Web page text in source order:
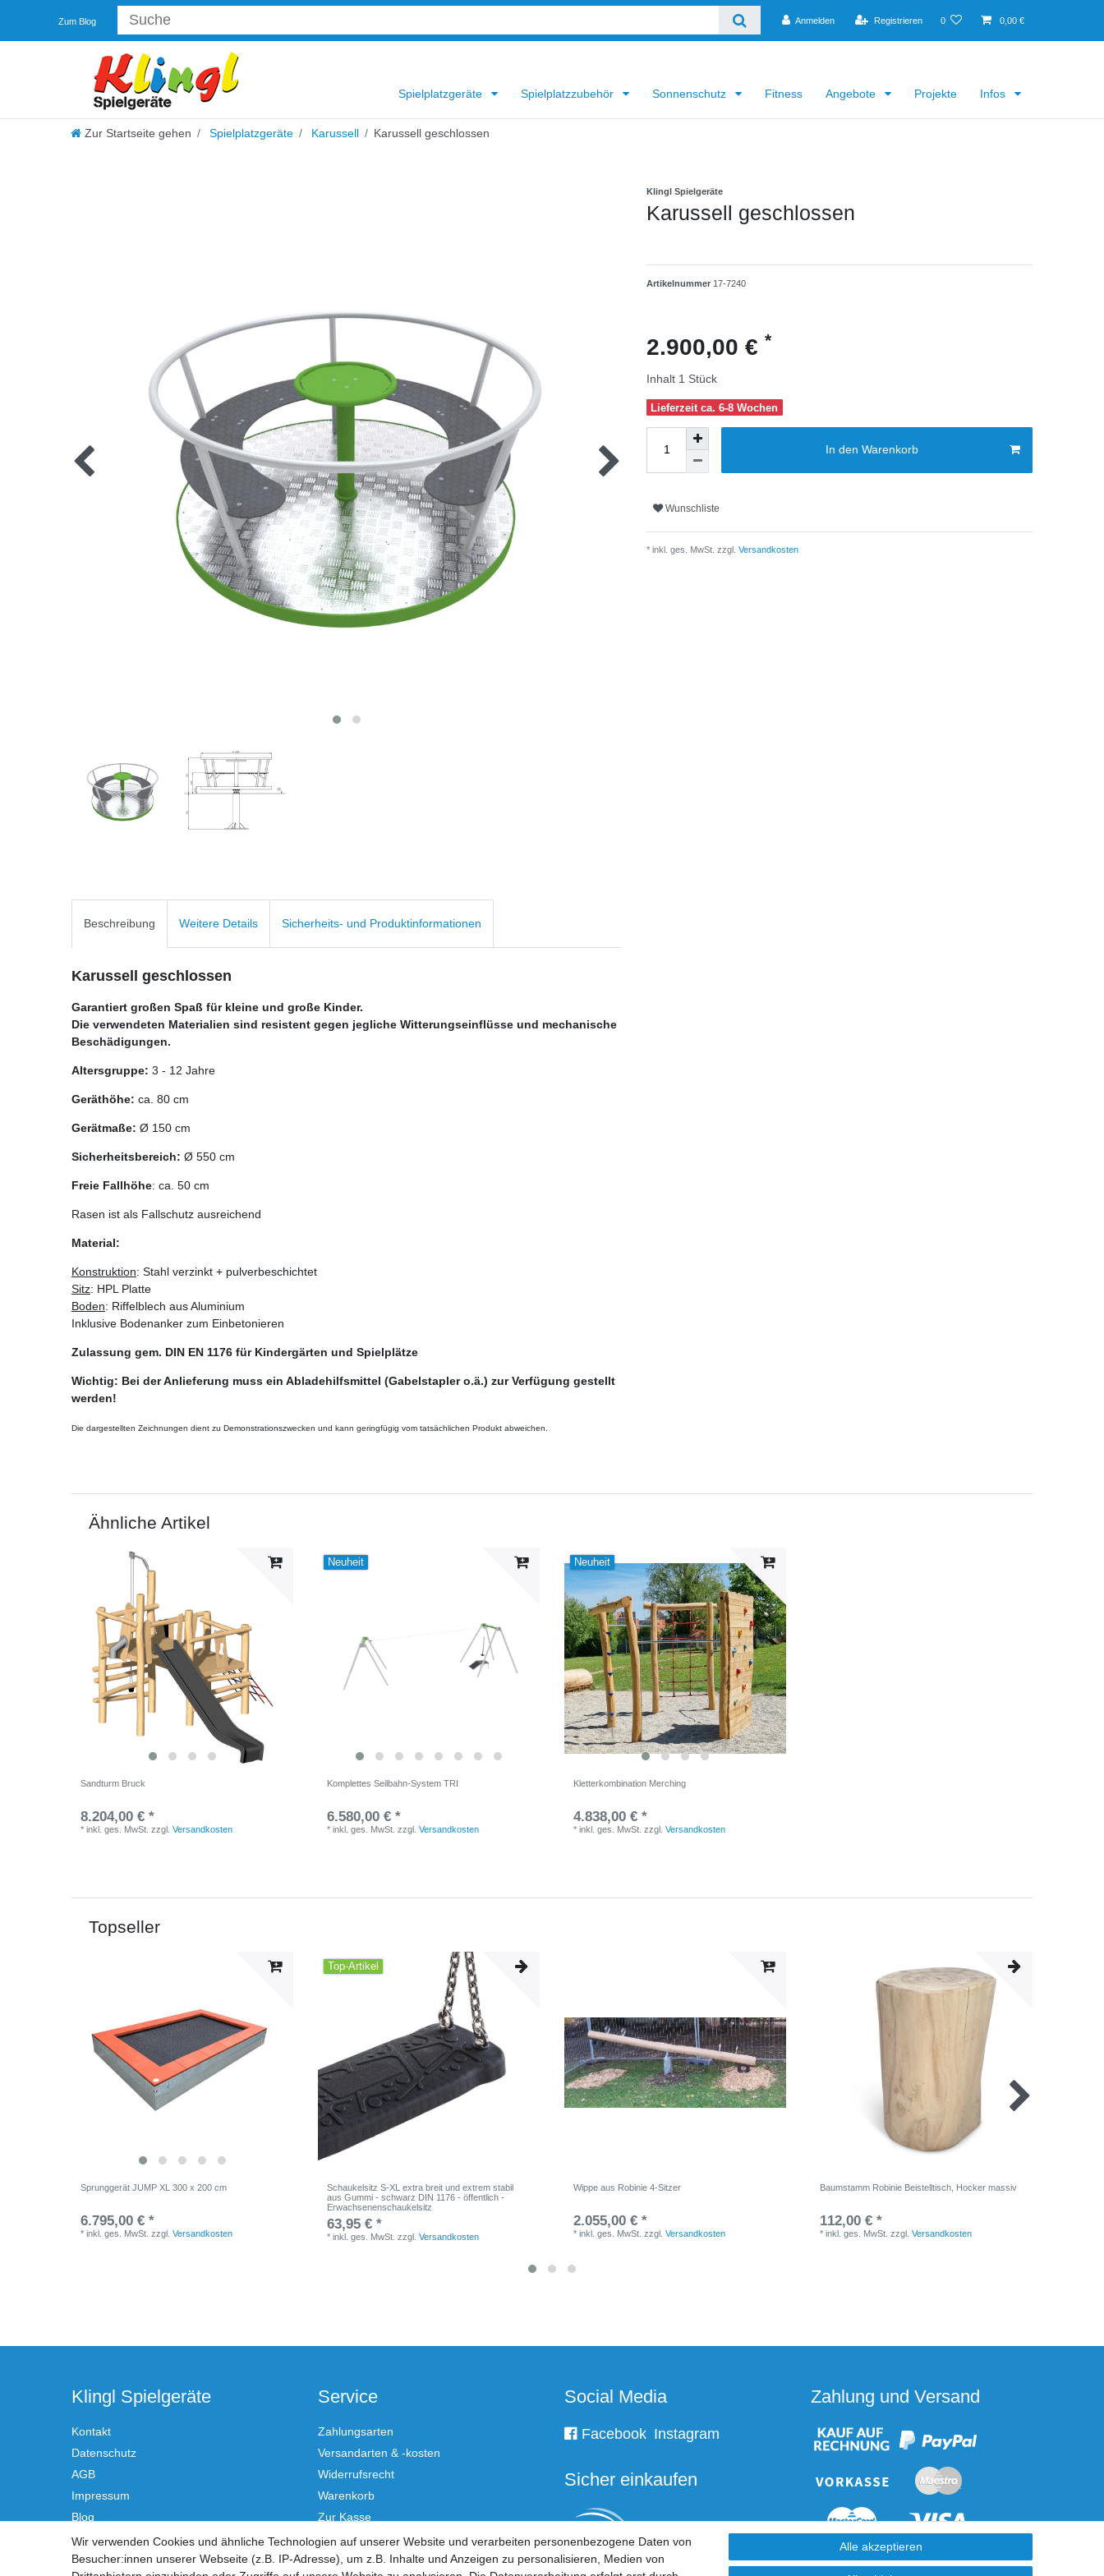
Zum Blog Anmelden Registrieren 0 0,00 €
Spielplatzgeräte Spielplatzzubehör Sonnenschutz Fitness Angebote Projekte Infos
Zur Startseite gehen Spielplatzgeräte Karussell Karussell geschlossen
Klingl Spielgeräte
Karussell geschlossen
Artikelnummer 17-7240
2.900,00 € *
Inhalt 1 Stück
Lieferzeit ca. 6-8 Wochen
In den Warenkorb
Wunschliste
* inkl. ges. MwSt. zzgl. Versandkosten
Beschreibung Weitere Details Sicherheits- und Produktinformationen
Karussell geschlossen
Garantiert großen Spaß für kleine und große Kinder.
Die verwendeten Materialien sind resistent gegen jegliche Witterungseinflüsse und mechanische
Beschädigungen.
Altersgruppe: 3 - 12 Jahre
Geräthöhe: ca. 80 cm
Gerätmaße: Ø 150 cm
Sicherheitsbereich: Ø 550 cm
Freie Fallhöhe: ca. 50 cm
Rasen ist als Fallschutz ausreichend
Material:
Konstruktion: Stahl verzinkt + pulverbeschichtet
Sitz: HPL Platte
Boden: Riffelblech aus Aluminium
Inklusive Bodenanker zum Einbetonieren
Zulassung gem. DIN EN 1176 für Kindergärten und Spielplätze
Wichtig: Bei der Anlieferung muss ein Abladehilfsmittel (Gabelstapler o.ä.) zur Verfügung gestellt
werden!
Die dargestellten Zeichnungen dient zu Demonstrationszwecken und kann geringfügig vom tatsächlichen Produkt abweichen.
Ähnliche Artikel
Sandturm Bruck
8.204,00 € *
*inkl. ges. MwSt. zzgl.Versandkosten
Neuheit
Komplettes Seilbahn-System TRI
6.580,00 € *
*inkl. ges. MwSt. zzgl.Versandkosten
Neuheit
Kletterkombination Merching
4.838,00 € *
*inkl. ges. MwSt. zzgl.Versandkosten
Topseller
Sprunggerät JUMP XL 300 x 200 cm
6.795,00 € *
*inkl. ges. MwSt. zzgl.Versandkosten
Top-Artikel
Schaukelsitz S-XL extra breit und extrem stabil
aus Gummi - schwarz DIN 1176 - öffentlich -
Erwachsenenschaukelsitz
63,95 € *
*inkl. ges. MwSt. zzgl.Versandkosten
Wippe aus Robinie 4-Sitzer
2.055,00 € *
*inkl. ges. MwSt. zzgl.Versandkosten
Baumstamm Robinie Beistelltisch, Hocker massiv
112,00 € *
*inkl. ges. MwSt. zzgl.Versandkosten
Klingl Spielgeräte
Kontakt
Datenschutz
AGB
Impressum
Blog
Service
Zahlungsarten
Versandarten & -kosten
Widerrufsrecht
Warenkorb
Zur Kasse
Hilfe
Vertrag widerrufen
Social Media
Facebook Instagram
Sicher einkaufen
Zahlung und Versand
Wir verwenden Cookies und ähnliche Technologien auf unserer Website und verarbeiten personenbezogene Daten von
Besucher:innen unserer Webseite (z.B. IP-Adresse), um z.B. Inhalte und Anzeigen zu personalisieren, Medien von
Alle akzeptieren